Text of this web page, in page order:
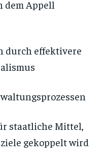
dem Appell
durch effektivere
staatliche Mittel,
gekoppelt wird